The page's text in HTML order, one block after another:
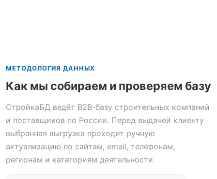
МЕТОДОЛОГИЯ ДАННЫХ
Как мы собираем и проверяем базу
СтройкаБД ведёт B2B-базу строительных компаний
и поставщиков по России. Перед выдачей клиенту
выбранная выгрузка проходит ручную
актуализацию по сайтам, email, телефонам,
регионам и категориям деятельности.